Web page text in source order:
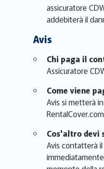
assicuratore
addebiterà il
Avis
Chi paga il
Assicuratore
Come viene
Avis si metterà
Cos'altro devi
Avis contatterà